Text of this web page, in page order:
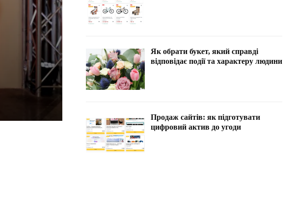
Як обрати букет, який справді
відповідає події та характеру людини
Продаж сайтів: як підготувати
цифровий актив до угоди